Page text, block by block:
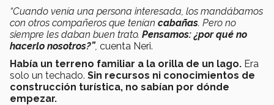
“Cuando venía una persona interesada, los mandábamos
con otros compañeros que tenían cabañas. Pero no
siempre les daban buen trato. Pensamos: ¿por qué no
hacerlo nosotros?”, cuenta Neri.
Había un terreno familiar a la orilla de un lago. Era
solo un techado. Sin recursos ni conocimientos de
construcción turística, no sabían por dónde
empezar.